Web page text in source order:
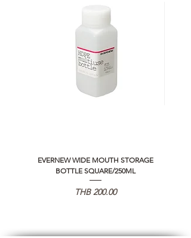
EVERNEW WIDE MOUTH STORAGE
BOTTLE SQUARE/250ML
Price
THB 200.00